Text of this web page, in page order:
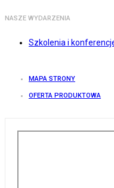
NASZE WYDARZENIA
Szkolenia i
MAPA STRONY
OFERTA PRODUKTOWA